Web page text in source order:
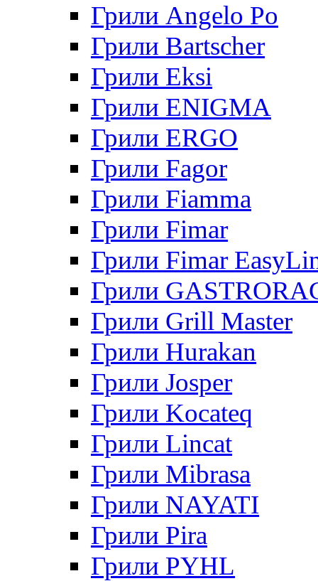
Грили Angelo Po
Грили Bartscher
Грили Eksi
Грили ENIGMA
Грили ERGO
Грили Fagor
Грили Fiamma
Грили Fimar
Грили Fimar
Грили
Грили Grill Master
Грили Hurakan
Грили Josper
Грили Kocateq
Грили Lincat
Грили Mibrasa
Грили NAYATI
Грили Pira
Грили PYHL